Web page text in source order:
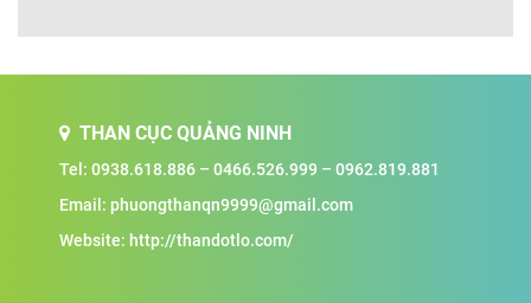
THAN CỤC QUẢNG NINH
Tel: 0938.618.886 – 0466.526.999 – 0962.819.881
Email: phuongthanqn9999@gmail.com
Website: http://thandotlo.com/